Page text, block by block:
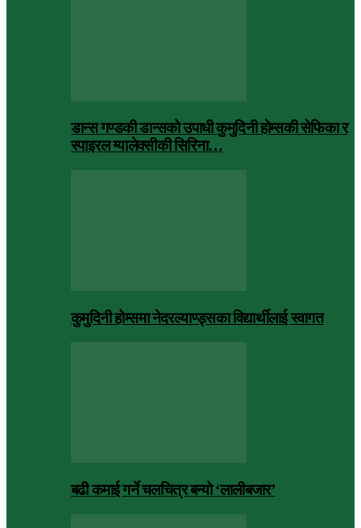
डान्स गण्डकी डान्सको उपाधी कुमुदिनी होम्सकी सेफिका र
स्पाइरल ग्यालेक्सीकी सिरिना…
कुमुदिनी होम्समा नेदरल्याण्ड्सका विद्यार्थीलाई स्वागत
बढी कमाई गर्ने चलचित्र बन्यो ‘लालीबजार’